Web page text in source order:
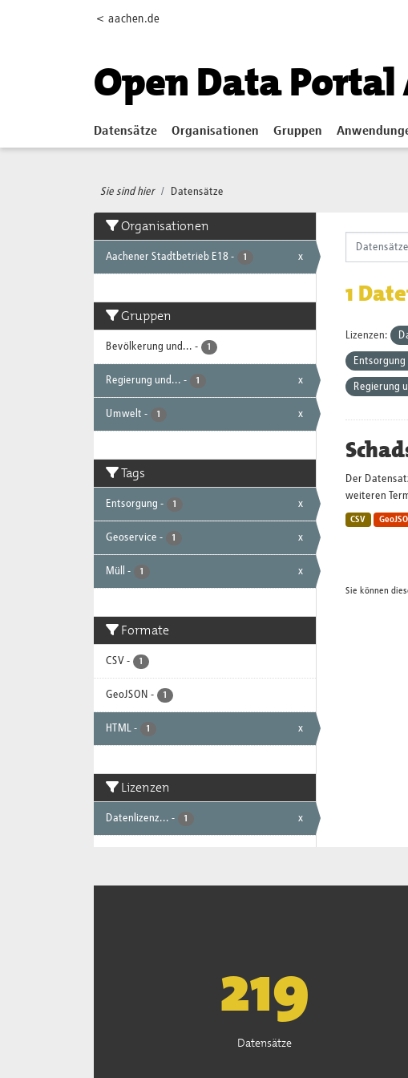
< aachen.de
Open Data Portal
Datensätze Organisationen Gruppen
Sie sind hier Datensätze
Organisationen
Aachener Stadtbetrieb E18 - 1 x
Gruppen
Bevölkerung und... - 1
Regierung und... - 1 x
Umwelt - 1 x
Tags
Entsorgung - 1 x
Geoservice - 1 x
Müll - 1 x
Formate
CSV - 1
GeoJSON - 1
HTML - 1 x
Lizenzen
Datenlizenz... - 1 x
1
Lizenzen:
Entsorgung
Regierung
Der
weiteren
CSV
Sie können
222
Datensätze